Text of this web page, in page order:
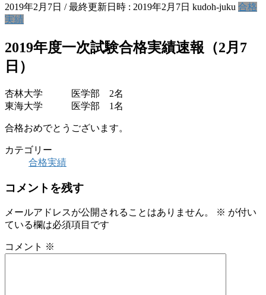
2019年2月7日 / 最終更新日時 : 2019年2月7日 kudoh-juku 合格
実績
2019年度一次試験合格実績速報（2月7
日）
杏林大学 医学部 2名
東海大学 医学部 1名
合格おめでとうございます。
カテゴリー
合格実績
コメントを残す
メールアドレスが公開されることはありません。 ※ が付い
ている欄は必須項目です
コメント ※